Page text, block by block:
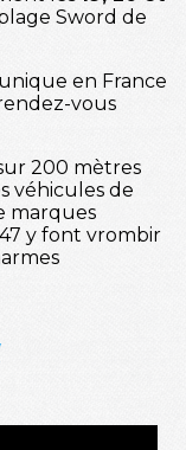
Sword de
en France
vous
200 mètres
véhicules de
marques
y font vrombir